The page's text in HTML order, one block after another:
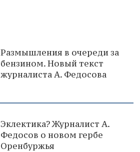
Размышления в очереди за
бензином. Новый текст
журналиста А. Федосова
Эклектика? Журналист А.
Федосов о новом гербе
Оренбуржья